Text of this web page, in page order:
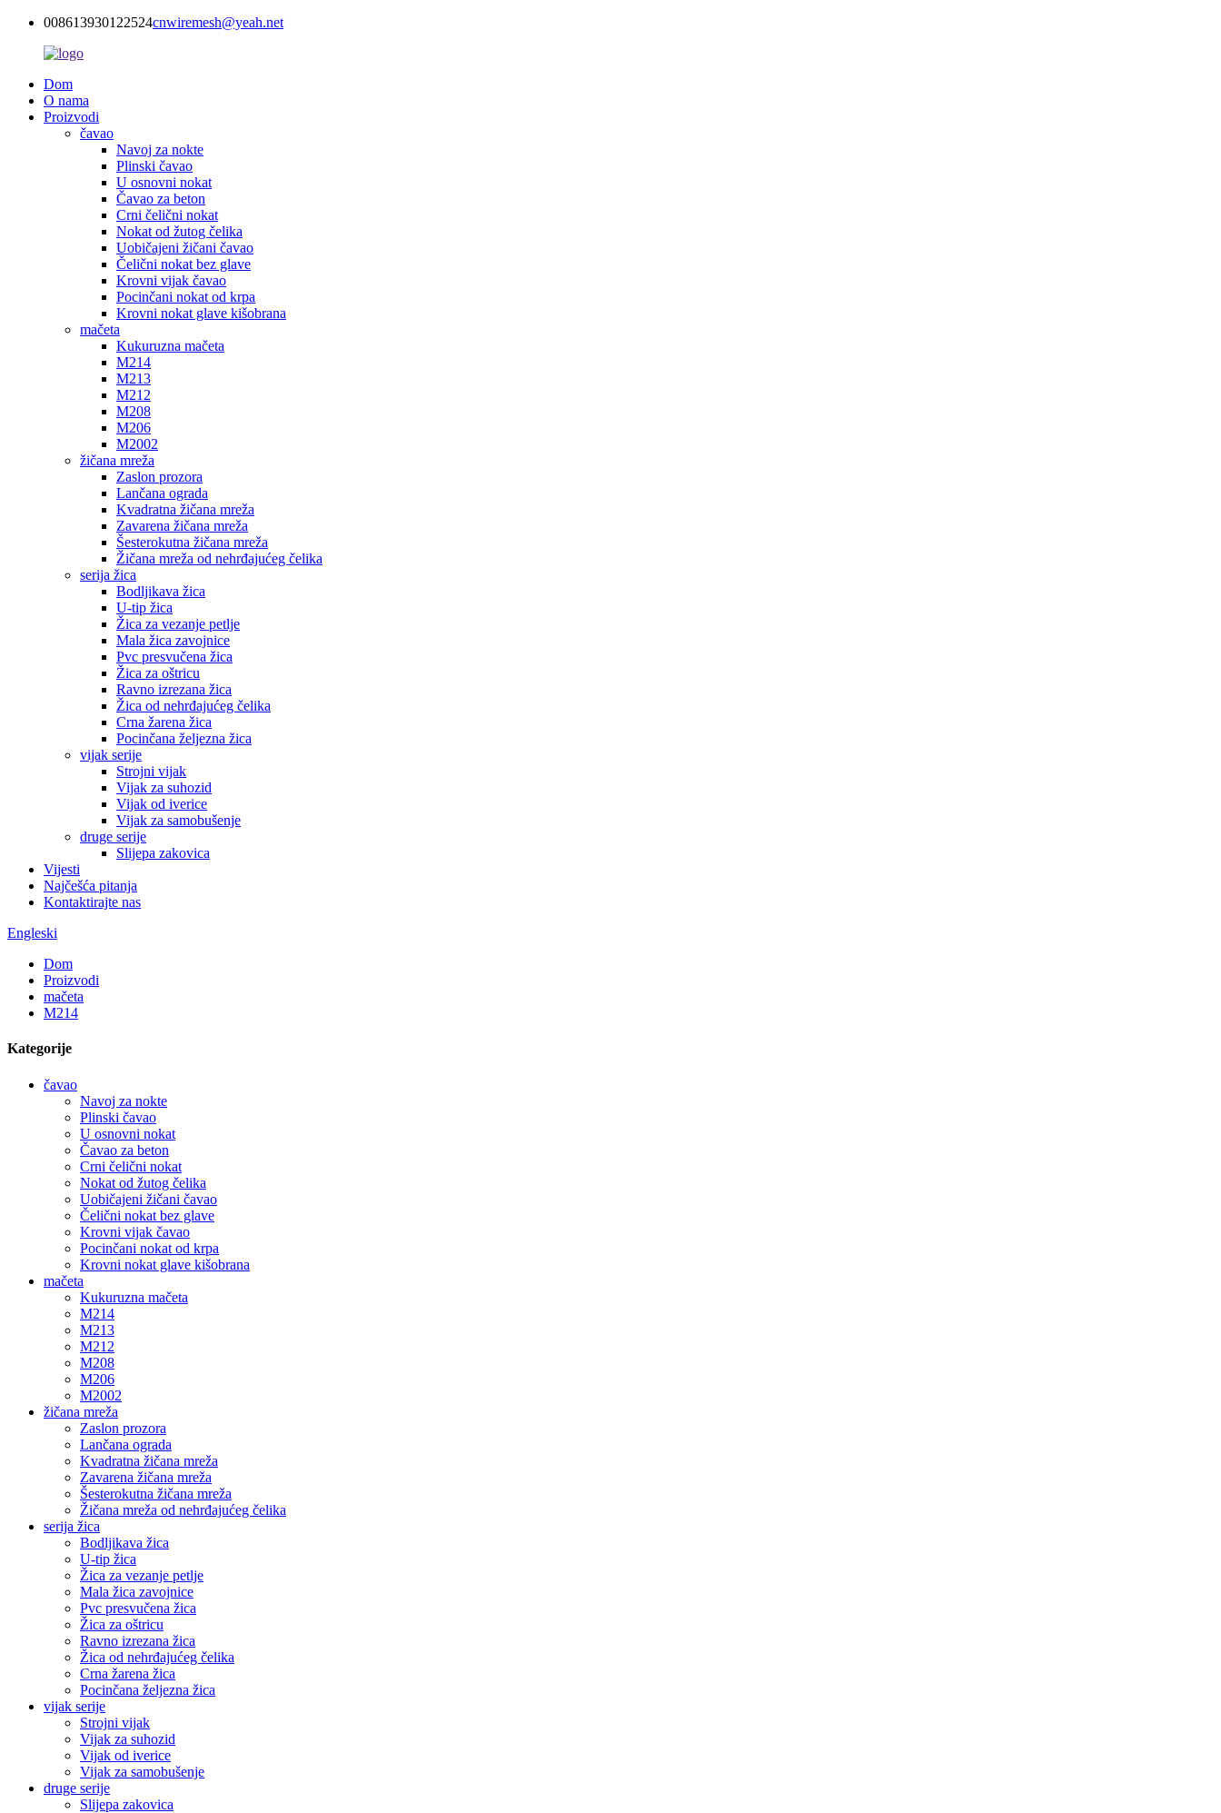
008613930122524cnwiremesh@yeah.net
Dom
O nama
Proizvodi
čavao
Navoj za nokte
Plinski čavao
U osnovni nokat
Čavao za beton
Crni čelični nokat
Nokat od žutog čelika
Uobičajeni žičani čavao
Čelični nokat bez glave
Krovni vijak čavao
Pocinčani nokat od krpa
Krovni nokat glave kišobrana
mačeta
Kukuruzna mačeta
M214
M213
M212
M208
M206
M2002
žičana mreža
Zaslon prozora
Lančana ograda
Kvadratna žičana mreža
Zavarena žičana mreža
Šesterokutna žičana mreža
Žičana mreža od nehrđajućeg čelika
serija žica
Bodljikava žica
U-tip žica
Žica za vezanje petlje
Mala žica zavojnice
Pvc presvučena žica
Žica za oštricu
Ravno izrezana žica
Žica od nehrđajućeg čelika
Crna žarena žica
Pocinčana željezna žica
vijak serije
Strojni vijak
Vijak za suhozid
Vijak od iverice
Vijak za samobušenje
druge serije
Slijepa zakovica
Vijesti
Najčešća pitanja
Kontaktirajte nas
Engleski
Dom
Proizvodi
mačeta
M214
Kategorije
čavao
Navoj za nokte
Plinski čavao
U osnovni nokat
Čavao za beton
Crni čelični nokat
Nokat od žutog čelika
Uobičajeni žičani čavao
Čelični nokat bez glave
Krovni vijak čavao
Pocinčani nokat od krpa
Krovni nokat glave kišobrana
mačeta
Kukuruzna mačeta
M214
M213
M212
M208
M206
M2002
žičana mreža
Zaslon prozora
Lančana ograda
Kvadratna žičana mreža
Zavarena žičana mreža
Šesterokutna žičana mreža
Žičana mreža od nehrđajućeg čelika
serija žica
Bodljikava žica
U-tip žica
Žica za vezanje petlje
Mala žica zavojnice
Pvc presvučena žica
Žica za oštricu
Ravno izrezana žica
Žica od nehrđajućeg čelika
Crna žarena žica
Pocinčana željezna žica
vijak serije
Strojni vijak
Vijak za suhozid
Vijak od iverice
Vijak za samobušenje
druge serije
Slijepa zakovica